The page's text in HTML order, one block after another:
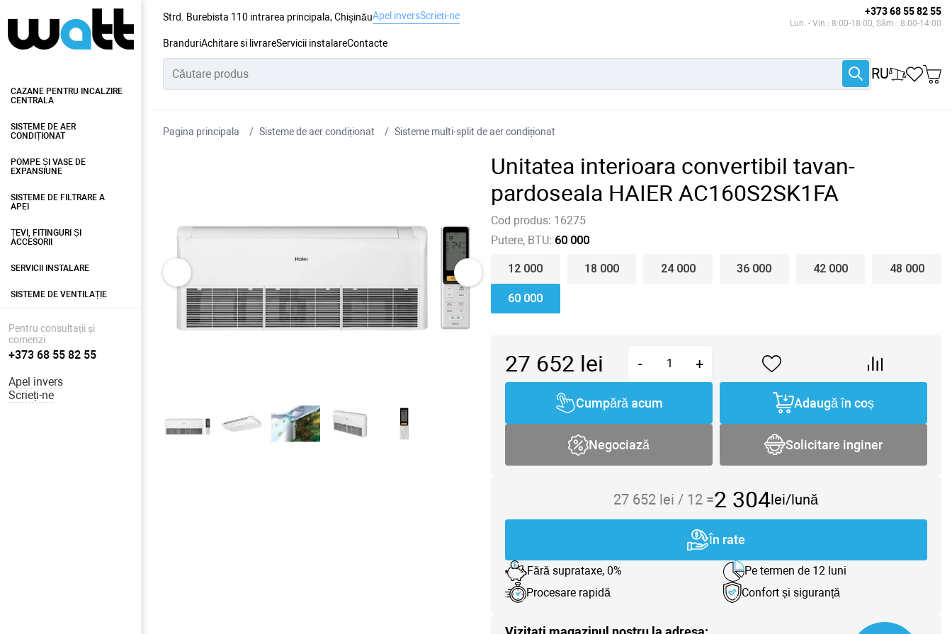
Strd. Burebista 110 intrarea principala, ChişinăuApel inversScrieți-ne +373 68 55 82 55
Lun. - Vin.: 8:00-18:00, Sâm.: 8:00-14:00
BranduriAchitare si livrareServicii instalareContacte
RU
CAZANE PENTRU INCALZIRE
CENTRALA
SISTEME DE AER
CONDIȚIONAT
POMPE ȘI VASE DE
EXPANSIUNE
SISTEME DE FILTRARE A
APEI
ȚEVI, FITINGURI ȘI
ACCESORII
SERVICII INSTALARE
SISTEME DE VENTILAȚIE
Pentru consultații și
comenzi
+373 68 55 82 55
Apel invers
Scrieți-ne
Pagina principala Sisteme de aer condiționat Sisteme multi-split de aer condiționat
Unitatea interioara convertibil tavan-
pardoseala HAIER AC160S2SK1FA
Cod produs: 16275
Putere, BTU: 60 000
12 000 18 000 24 000 36 000 42 000 48 000
60 000
27 652 lei - +
Cumpără acum Adaugă în coș
Negociază Solicitare inginer
27 652 lei / 12 =2 304lei/lună
În rate
Fără suprataxe, 0%
Pe termen de 12 luni
Procesare rapidă
Confort și siguranță